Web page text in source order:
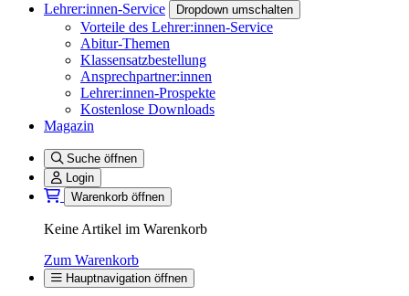
Lehrer:innen-Service
Dropdown umschalten
Vorteile des Lehrer:innen-Service
Abitur-Themen
Klassensatzbestellung
Ansprechpartner:innen
Lehrer:innen-Prospekte
Kostenlose Downloads
Magazin
Suche öffnen
Login
Warenkorb öffnen
Keine Artikel im Warenkorb
Zum Warenkorb
Hauptnavigation öffnen